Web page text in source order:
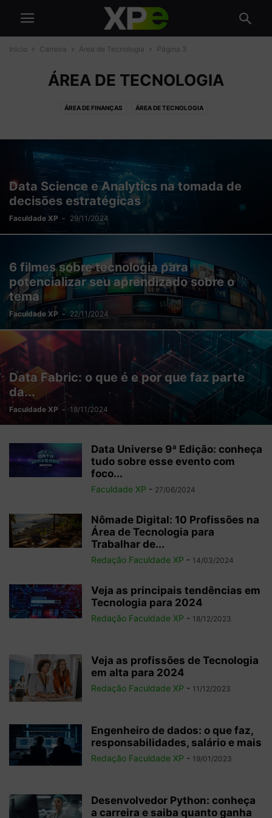
Início Carreira Área de Tecnologia Página 3
ÁREA DE TECNOLOGIA
ÁREA DE FINANÇAS ÁREA DE TECNOLOGIA
Data Science e Analytics na tomada de
decisões estratégicas
Faculdade XP - 29/11/2024
6 filmes sobre tecnologia para
potencializar seu aprendizado sobre o
tema
Faculdade XP - 22/11/2024
Data Fabric: o que é e por que faz parte
da...
Faculdade XP - 18/11/2024
Data Universe 9ª Edição: conheça
tudo sobre esse evento com
foco...
Faculdade XP - 27/06/2024
Nômade Digital: 10 Profissões na
Área de Tecnologia para
Trabalhar de...
Redação Faculdade XP - 14/03/2024
Veja as principais tendências em
Tecnologia para 2024
Redação Faculdade XP - 18/12/2023
Veja as profissões de Tecnologia
em alta para 2024
Redação Faculdade XP - 11/12/2023
Engenheiro de dados: o que faz,
responsabilidades, salário e mais
Redação Faculdade XP - 19/01/2023
Desenvolvedor Python: conheça
a carreira e saiba quanto ganha